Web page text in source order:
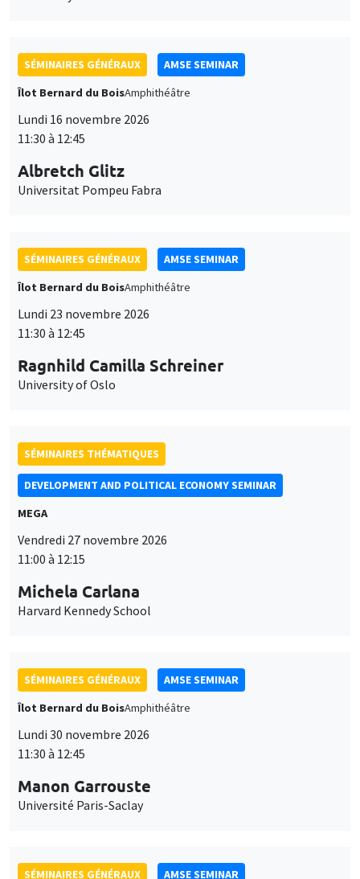
Îlot Bernard du BoisAmphithéâtre
Lundi 16 novembre 2026
11:30 à 12:45
Albretch Glitz
Universitat Pompeu Fabra
Îlot Bernard du BoisAmphithéâtre
Lundi 23 novembre 2026
11:30 à 12:45
Ragnhild Camilla Schreiner
University of Oslo
DEVELOPMENT AND POLITICAL ECONOMY SEMINAR
MEGA
Vendredi 27 novembre 2026
11:00 à 12:15
Michela Carlana
Harvard Kennedy School
Îlot Bernard du BoisAmphithéâtre
Lundi 30 novembre 2026
11:30 à 12:45
Manon Garrouste
Université Paris-Saclay